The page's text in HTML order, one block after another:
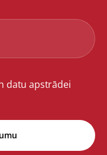
datu apstrādei